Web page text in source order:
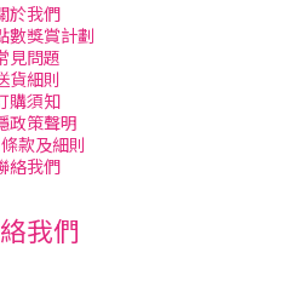
於我們
數獎賞計劃
見問題
貨細則
購須知
政策聲明
款及細則
絡我們
我們